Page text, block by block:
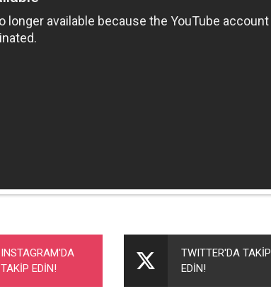
Bu ürüne ilk yorumu siz yapın!
INSTAGRAM'DA
TAKİP EDİN!
TWITTER'DA TAKİP
EDİN!